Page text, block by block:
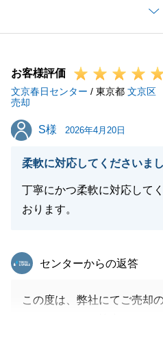
ご紹介の方等がいらっしゃ
お待ちしております。
お客様評価
文京春日センター / 東京都 文京区
売却
S様
S様 2026年4月20日
柔軟に対応してくださいま
丁寧にかつ柔軟に対応して
おります。
東急リバブル
センターからの返答
この度は、弊社にてご売却